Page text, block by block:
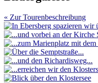
« Zur Tourenbeschreibung